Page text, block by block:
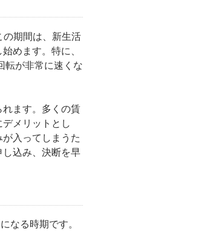
の期間は、新生活
めます。特に、
転が非常に速くな
れます。多くの賃
メリットとし
入ってしまうた
込み、決断を早
なる時期です。